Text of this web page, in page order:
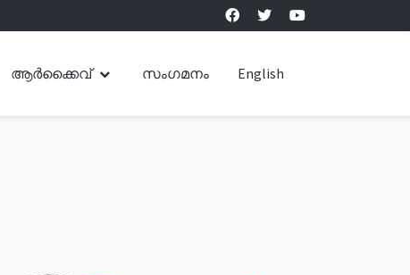
ആർക്കൈവ് സംഗമനം English